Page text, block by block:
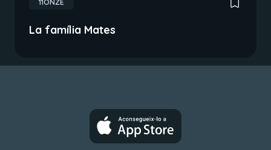
11ONZE
La família Mates